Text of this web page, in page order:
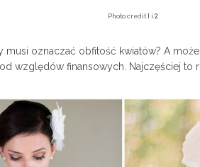
Photo credit1 i2
musi oznaczać obfitość kwiatów? A
względów finansowych. Najczęściej to